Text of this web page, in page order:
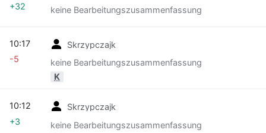
keine Bearbeitungszusammenfassung
+32
Skrzypczajk
keine Bearbeitungszusammenfassung
K
10:17
-5
Skrzypczajk
keine Bearbeitungszusammenfassung
10:12
+3